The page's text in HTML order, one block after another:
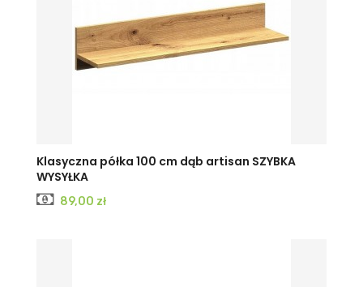
Klasyczna półka 100 cm dąb artisan SZYBKA
WYSYŁKA
Cena
89,00 zł